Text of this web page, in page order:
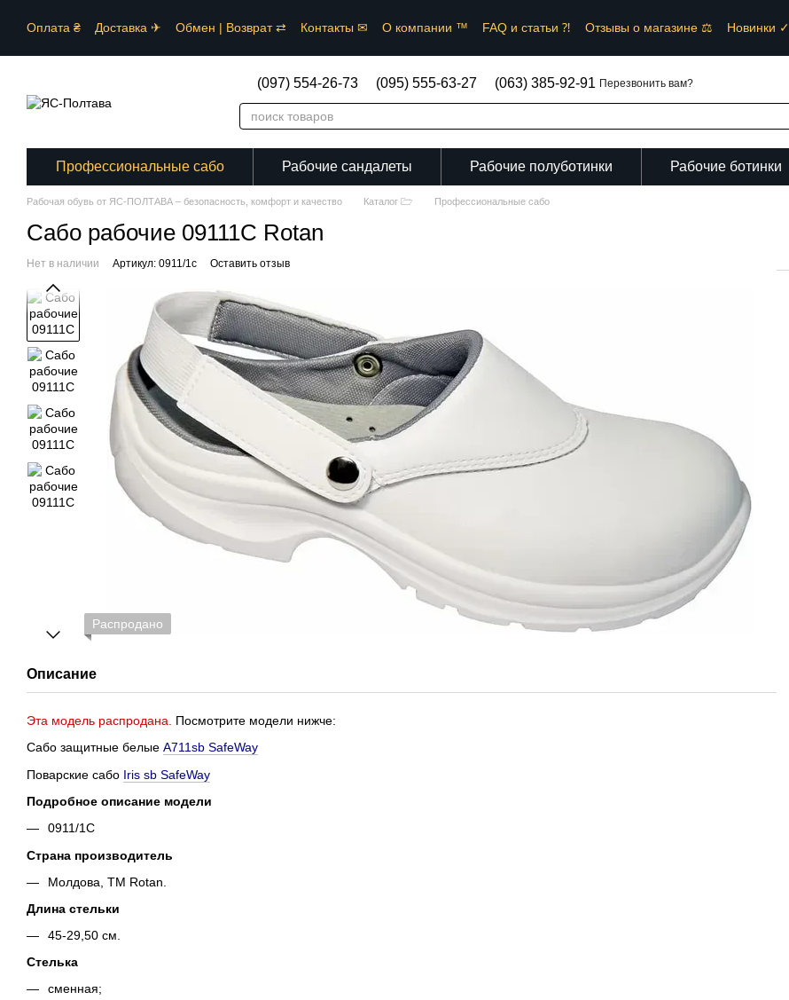
Оплата ₴
Доставка ✈︎ Обмен | Возврат ⇄ Контакты ✉ О компании ™︎ FAQ и статьи ⁈ Отзывы о магазине ⚖︎ Новинки ✓
(097) 554-26-73 (095) 555-63-27 (063) 385-92-91 Перезвонить вам?
Профессиональные сабо Рабочие сандалеты Рабочие полуботинки Рабочие ботинки
Рабочая обувь от ЯС-ПОЛТАВА – безопасность, комфорт и качество Каталог 🗁 Профессиональные сабо
Сабо рабочие 09111C Rotan
Нет в наличии Артикул: 0911/1c Оставить отзыв
Распродано
Описание
Эта модель распродана.
Посмотрите модели нижче:
Сабо защитные белые A711sb SafeWay
Поварские сабо Iris sb SafeWay
Подробное описание модели
0911/1C
Страна производитель
Молдова, ТМ Rotan.
Длина стельки
45-29,50 см.
Стелька
сменная;